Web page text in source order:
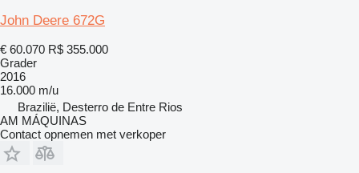
John Deere 672G
€ 60.070 R$ 355.000
Grader
2016
16.000 m/u
Brazilië, Desterro de Entre Rios
AM MÁQUINAS
Contact opnemen met verkoper